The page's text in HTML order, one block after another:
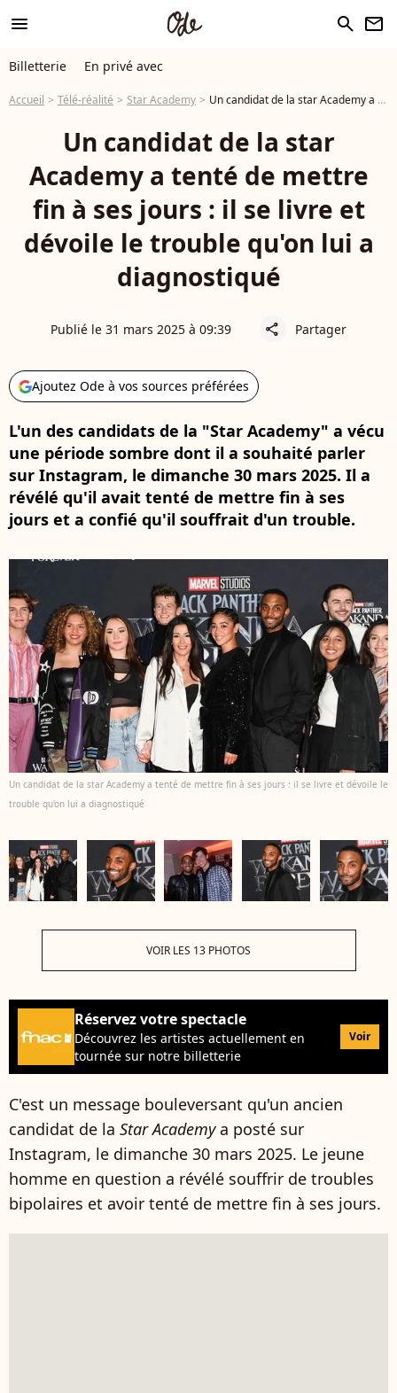
menu search newsletter
Billetterie En privé avec
Accueil Télé-réalité Star Academy Un candidat de la star Academy a tenté de mettre fin à ses jours : il se livre et dévoile le trouble qu'on lui a diagnostiqué
Un candidat de la star
Academy a tenté de mettre
fin à ses jours : il se livre et
dévoile le trouble qu'on lui a
diagnostiqué
Publié le 31 mars 2025 à 09:39 share Partager
Ajoutez Ode à vos sources préférées
L'un des candidats de la "Star Academy" a vécu
une période sombre dont il a souhaité parler
sur Instagram, le dimanche 30 mars 2025. Il a
révélé qu'il avait tenté de mettre fin à ses
jours et a confié qu'il souffrait d'un trouble.
Un candidat de la star Academy a tenté de mettre fin à ses jours : il se livre et dévoile le
trouble qu'on lui a diagnostiqué
VOIR LES 13 PHOTOS
Réservez votre spectacle
Découvrez les artistes actuellement en
tournée sur notre billetterie
Voir
C'est un message bouleversant qu'un ancien
candidat de la Star Academya posté sur
Instagram, le dimanche 30 mars 2025. Le jeune
homme en question a révélé souffrir de troubles
bipolaires et avoir tenté de mettre fin à ses jours.